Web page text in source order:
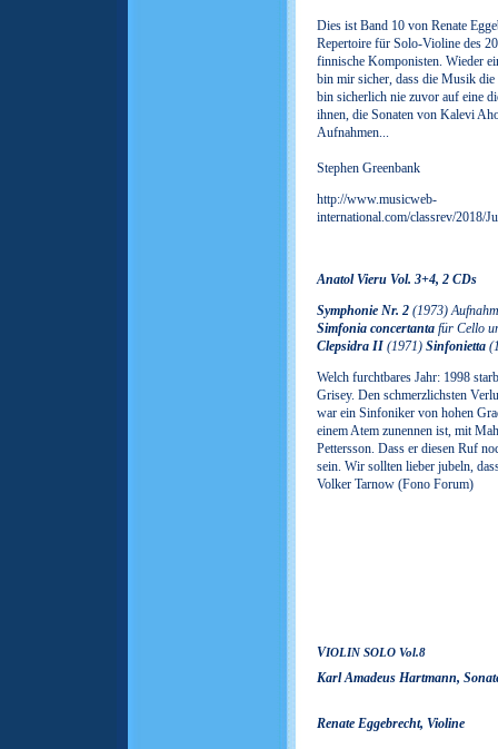
Dies ist Band 10 von Renate
Repertoire für Solo-Violine des
finnische Komponisten. Wieder
bin mir sicher, dass die Musik
bin sicherlich nie zuvor auf eine
ihnen, die Sonaten von Kalevi
Aufnahmen...
Stephen Greenbank
http://www.musicweb-
international.com/classrev/2018/
Anatol Vieru Vol. 3+4, 2 CDs
Symphonie Nr. 2 (1973)
Simfonia concertanta für Cello
Clepsidra II (1971) Sinfonietta
Welch furchtbares Jahr: 1998
Grisey. Den schmerzlichsten
war ein Sinfoniker von hohen
einem Atem zunennen ist, mit
Pettersson. Dass er diesen Ruf
sein. Wir sollten lieber jubeln,
Volker Tarnow (Fono Forum)
VIOLIN SOLO Vol.8
Karl Amadeus Hartmann,
Renate Eggebrecht, Violine